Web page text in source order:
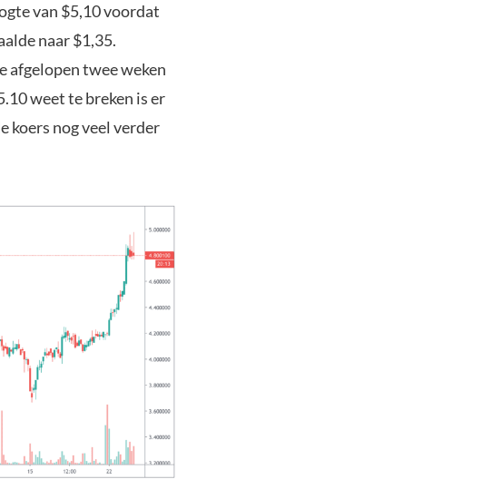
van $5,10 voordat
naar $1,35.
afgelopen twee weken
weet te breken is er
koers nog veel verder